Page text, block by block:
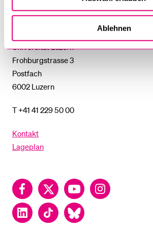
Ablehnen
Universität
Universität Luzern
Frohburgstrasse 3
Postfach
6002 Luzern
T +41 41 229 50 00
Kontakt
Lageplan
FacebookTwitter YouTubeInstagram
LinkedInTikTok Bluesky